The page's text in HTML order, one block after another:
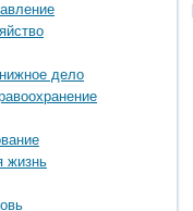
дело
жизнь